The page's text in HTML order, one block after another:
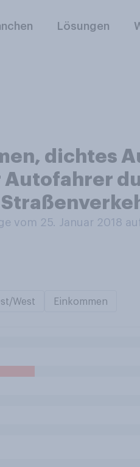
Lösungen
dichtes
vom 25. Januar 2018
West Einkommen